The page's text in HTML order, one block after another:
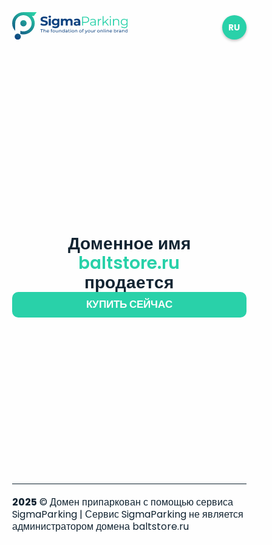
RU
Доменное имя
baltstore.ru
продается
КУПИТЬ СЕЙЧАС
2025 © Домен припаркован с помощью сервиса
SigmaParking | Сервис SigmaParking не является
администратором домена baltstore.ru